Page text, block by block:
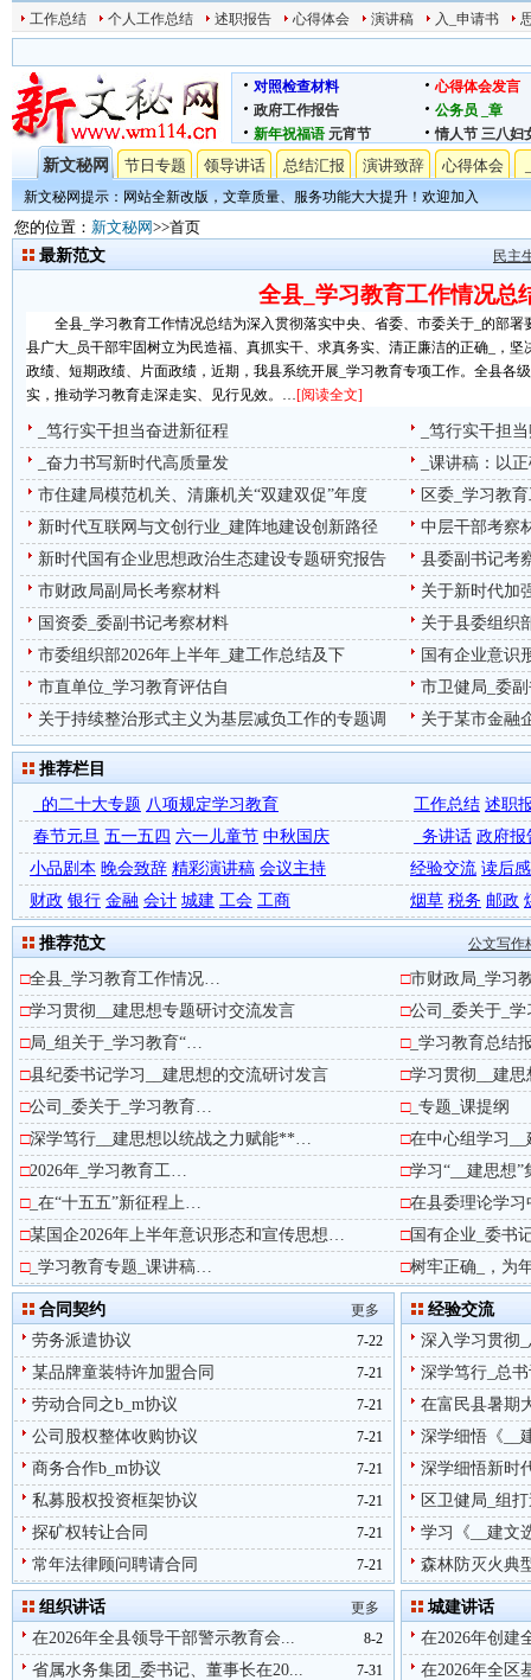
工作总结 个人工作总结 述职报告 心得体会 演讲稿 入_申请书
对照检查材料
心得体会发言
政府工作报告
公务员
_章
新年祝福语 元宵节 情人节 三八妇
新文秘网 节日专题 领导讲话 总结汇报 演讲致辞 心得体会
新文秘网提示：网站全新改版，文章质量、服务功能大大提升！欢迎加入
您的位置： 新文秘网>>首页
民主
最新范文
全县_学习教育工作情况总
全县_学习教育工作情况总结为深入贯彻落实中央、省委、市委关于_的部署
县广大_员干部牢固树立为民造福、真抓实干、求真务实、清正廉洁的正确_，
政绩、短期政绩、片面政绩，近期，我县系统开展_学习教育专项工作。全县各
实，推动学习教育走深走实、见行见效。…[阅读全文]
_笃行实干担当奋进新征程
_笃行实干担
_奋力书写新时代高质量发
_课讲稿：以
市住建局模范机关、清廉机关“双建双促”年度
区委_学习教
新时代互联网与文创行业_建阵地建设创新路径
中层干部考察
新时代国有企业思想政治生态建设专题研究报告
县委副书记考
市财政局副局长考察材料
关于新时代加
国资委_委副书记考察材料
关于县委组织
市委组织部2026年上半年_建工作总结及下
国有企业意识
市直单位_学习教育评估自
市卫健局_委
关于持续整治形式主义为基层减负工作的专题调
关于某市金融
推荐栏目
_的二十大专题 八项规定学习教育 工作总结 述职
春节元旦 五一五四 六一儿童节 中秋国庆 _务讲话 政府报
小品剧本 晚会致辞 精彩演讲稿 会议主持 经验交流 读后感
财政 银行 金融 会计 城建 工会 工商 烟草 税务 邮政
公文写作
推荐范文
□全县_学习教育工作情况… □市财政局_学习
□学习贯彻__建思想专题研讨交流发言 □公司_委关于_
□局_组关于_学习教育“… □_学习教育总结
□县纪委书记学习__建思想的交流研讨发言 □学习贯彻__建
□公司_委关于_学习教育… □_专题_课提纲
□深学笃行__建思想以统战之力赋能**… □在中心组学习
□2026年_学习教育工… □学习“__建思想
□_在“十五五”新征程上… □在县委理论学
□某国企2026年上半年意识形态和宣传思想… □国有企业_委书
□_学习教育专题_课讲稿… □树牢正确_，为
更多
合同契约
7-22
劳务派遣协议
7-21
某品牌童装特许加盟合同
7-21
劳动合同之b_m协议
7-21
公司股权整体收购协议
7-21
商务合作b_m协议
7-21
私募股权投资框架协议
7-21
探矿权转让合同
7-21
常年法律顾问聘请合同
经验交流
深入学习贯彻
深学笃行_总
在富民县暑期
深学细悟《__
深学细悟新时
区卫健局_组
学习《__建文
森林防灭火典
更多
组织讲话
8-2
在2026年全县领导干部警示教育会...
7-31
省属水务集团_委书记、董事长在20...
城建讲话
在2026年创建
在2026年全区